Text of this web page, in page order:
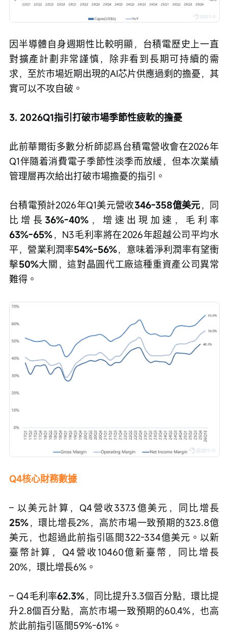
因半導體自身週期性比較明顯，台積電歷史上一直
對擴產計劃非常謹慎，除非看到長期可持續的需
求，至於市場近期出現的AI芯片供應過剩的擔憂，其
實可以不攻自破。
3. 2026Q1指引打破市場季節性疲軟的擔憂
此前華爾街多數分析師認爲台積電營收會在2026年
Q1伴隨着消費電子季節性淡季而放緩，但本次業績
管理層再次給出打破市場擔憂的指引。
台積電預計2026年Q1美元營收346-358億美元，同
比增長 36%-40%，增速出現加速，毛利率
63%-65%，N3毛利率將在2026年超越公司平均水
平，營業利潤率54%-56%，意味着淨利潤率有望衝
擊50%大關，這對晶圓代工廠這種重資產公司異常
難得。
Q4核心財務數據
– 以美元計算，Q4營收337.3億美元，同比增長
25%，環比增長2%，高於市場一致預期的323.8億
美元，也超過此前指引區間322-334億美元。以新
臺幣計算，Q4營收10460億新臺幣，同比增長
20%，環比增長6%。
– Q4毛利率62.3%，同比提升3.3個百分點，環比提
升2.8個百分點，高於市場一致預期的60.4%，也高
於此前指引區間59%-61%。